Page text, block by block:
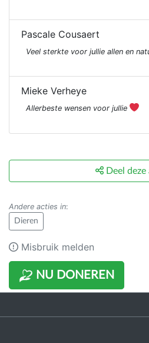
NU DONEREN
Pascale Cousaert
Veel sterkte voor jullie allen en
Mieke Verheye
Allerbeste wensen voor jullie
Deel
Andere acties in:
Dieren
Misbruik melden